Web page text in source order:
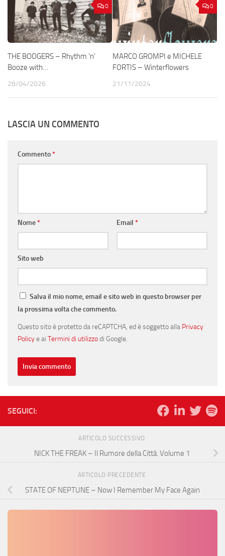
0
THE BOOGERS – Rhythm ‘n’
Booze with…
28/04/2026
0
MARCO GROMPI e MICHELE
FORTIS – Winterflowers
21/11/2024
LASCIA UN COMMENTO
Commento*
Nome* Email *
Sito web
Salva il mio nome, email e sito web in questo browser per
la prossima volta che commento.
Questo sito è protetto da reCAPTCHA, ed è soggetto alla Privacy
Policye ai Termini di utilizzodi Google.
SEGUICI:
ARTICOLO SUCCESSIVO
NICK THE FREAK – Il Rumore della Città. Volume 1
ARTICOLO PRECEDENTE
STATE OF NEPTUNE – Now I Remember My Face Again